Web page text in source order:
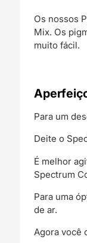
Os nossos
Mix. Os
muito fácil.
Para um
Deite o
É melhor
Spectrum
Para uma
de ar.
Agora você